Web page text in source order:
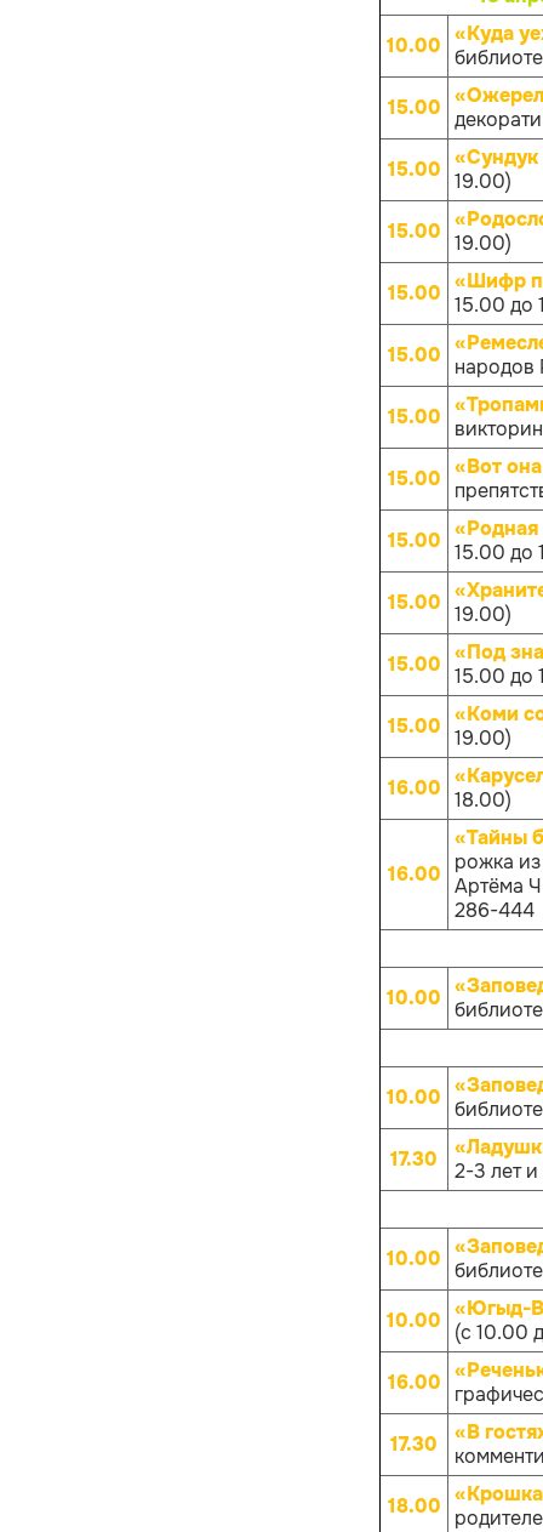
10.00 «Куда
15.00
15.00 19.00)
15.00 19.00)
15.00 «Шифр
15.00 до
15.00
народов
15.00
15.00 «Вот
15.00 15.00 до
15.00 19.00)
15.00 «Под
15.00 до
15.00 «Коми
19.00)
16.00 18.00)
16.00
«Тайны
рожка
Артёма
286-444
10.00
10.00
17.30
2-3 лет
10.00
10.00 «Югыд-
(с 10.00
16.00
17.30
«В
18.00